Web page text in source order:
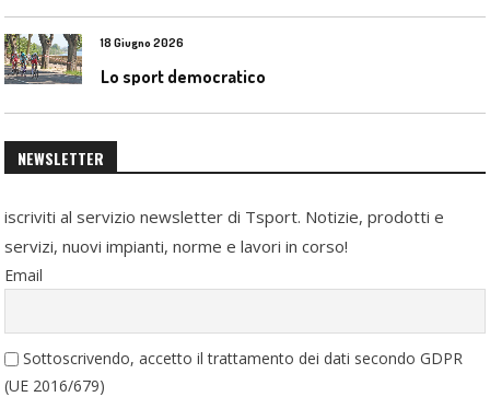
18 Giugno 2026
Lo sport democratico
NEWSLETTER
iscriviti al servizio newsletter di Tsport. Notizie, prodotti e
servizi, nuovi impianti, norme e lavori in corso!
Email
Sottoscrivendo, accetto il trattamento dei dati secondo GDPR
(UE 2016/679)